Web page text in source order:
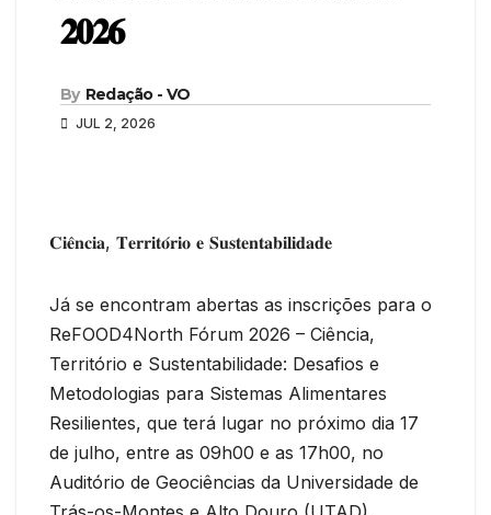
𝟐𝟎𝟐𝟔
By Redação - VO
JUL 2, 2026
𝐂𝐢𝐞̂𝐧𝐜𝐢𝐚, 𝐓𝐞𝐫𝐫𝐢𝐭𝐨́𝐫𝐢𝐨 𝐞 𝐒𝐮𝐬𝐭𝐞𝐧𝐭𝐚𝐛𝐢𝐥𝐢𝐝𝐚𝐝𝐞
Já se encontram abertas as inscrições para o
ReFOOD4North Fórum 2026 – Ciência,
Território e Sustentabilidade: Desafios e
Metodologias para Sistemas Alimentares
Resilientes, que terá lugar no próximo dia 17
de julho, entre as 09h00 e as 17h00, no
Auditório de Geociências da Universidade de